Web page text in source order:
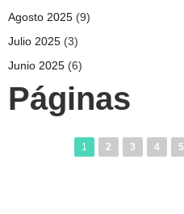
Agosto 2025 (9)
Julio 2025 (3)
Junio 2025 (6)
Páginas
1 2 3 4 5